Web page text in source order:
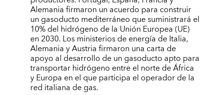
Alemania firmaron un acuerdo para construir
un gasoducto mediterráneo que suministrará el
10% del hidrógeno de la Unión Europea (UE)
en 2030. Los ministerios de energía de Italia,
Alemania y Austria firmaron una carta de
apoyo al desarrollo de un gasoducto apto para
transportar hidrógeno entre el norte de África
y Europa en el que participa el operador de la
red italiana de gas.